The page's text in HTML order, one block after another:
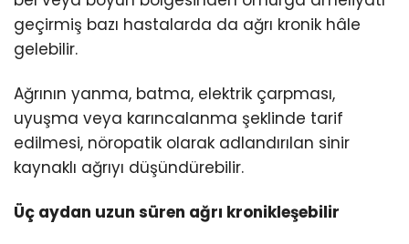
geçirmiş bazı hastalarda da ağrı kronik hâle
gelebilir.
Ağrının yanma, batma, elektrik çarpması,
uyuşma veya karıncalanma şeklinde tarif
edilmesi, nöropatik olarak adlandırılan sinir
kaynaklı ağrıyı düşündürebilir.
Üç aydan uzun süren ağrı kronikleşebilir